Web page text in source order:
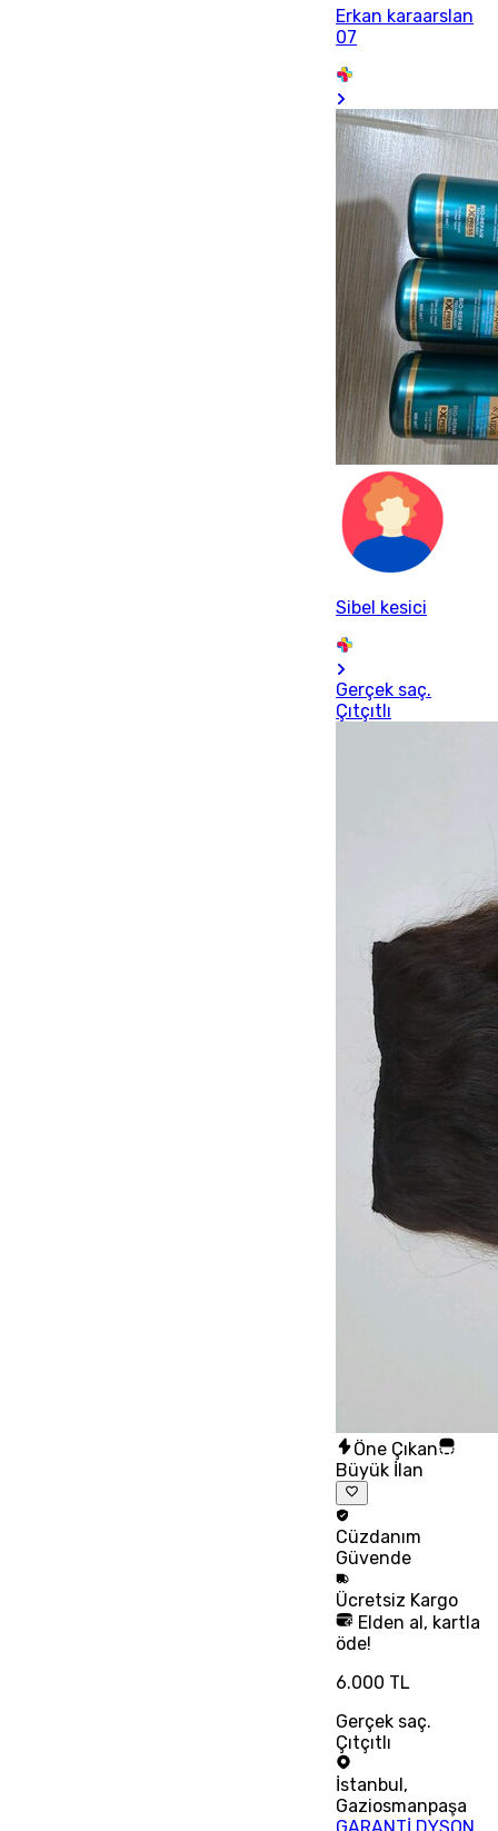
Erkan karaarslan
07
Sibel kesici
Gerçek saç.
Çıtçıtlı
Öne Çıkan
Büyük İlan
Cüzdanım
Güvende
Ücretsiz Kargo
Elden al, kartla
öde!
6.000 TL
Gerçek saç.
Çıtçıtlı
İstanbul ,
Gaziosmanpaşa